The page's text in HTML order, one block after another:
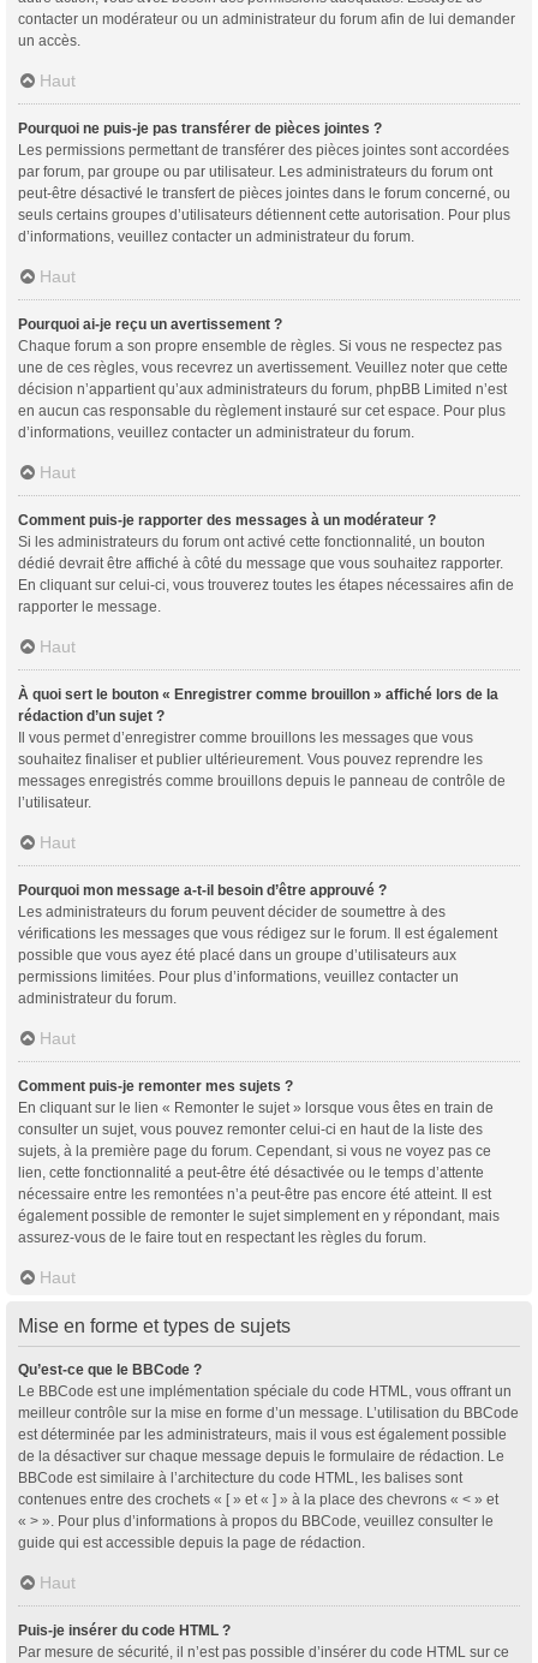
contacter un modérateur ou un administrateur du forum afin de lui demander
un accès.
Haut
Pourquoi ne puis-je pas transférer de pièces jointes ?
Les permissions permettant de transférer des pièces jointes sont accordées
par forum, par groupe ou par utilisateur. Les administrateurs du forum ont
peut-être désactivé le transfert de pièces jointes dans le forum concerné, ou
seuls certains groupes d’utilisateurs détiennent cette autorisation. Pour plus
d’informations, veuillez contacter un administrateur du forum.
Haut
Pourquoi ai-je reçu un avertissement ?
Chaque forum a son propre ensemble de règles. Si vous ne respectez pas
une de ces règles, vous recevrez un avertissement. Veuillez noter que cette
décision n’appartient qu’aux administrateurs du forum, phpBB Limited n’est
en aucun cas responsable du règlement instauré sur cet espace. Pour plus
d’informations, veuillez contacter un administrateur du forum.
Haut
Comment puis-je rapporter des messages à un modérateur ?
Si les administrateurs du forum ont activé cette fonctionnalité, un bouton
dédié devrait être affiché à côté du message que vous souhaitez rapporter.
En cliquant sur celui-ci, vous trouverez toutes les étapes nécessaires afin de
rapporter le message.
Haut
À quoi sert le bouton « Enregistrer comme brouillon » affiché lors de la
rédaction d’un sujet ?
Il vous permet d’enregistrer comme brouillons les messages que vous
souhaitez finaliser et publier ultérieurement. Vous pouvez reprendre les
messages enregistrés comme brouillons depuis le panneau de contrôle de
l’utilisateur.
Haut
Pourquoi mon message a-t-il besoin d’être approuvé ?
Les administrateurs du forum peuvent décider de soumettre à des
vérifications les messages que vous rédigez sur le forum. Il est également
possible que vous ayez été placé dans un groupe d’utilisateurs aux
permissions limitées. Pour plus d’informations, veuillez contacter un
administrateur du forum.
Haut
Comment puis-je remonter mes sujets ?
En cliquant sur le lien « Remonter le sujet » lorsque vous êtes en train de
consulter un sujet, vous pouvez remonter celui-ci en haut de la liste des
sujets, à la première page du forum. Cependant, si vous ne voyez pas ce
lien, cette fonctionnalité a peut-être été désactivée ou le temps d’attente
nécessaire entre les remontées n’a peut-être pas encore été atteint. Il est
également possible de remonter le sujet simplement en y répondant, mais
assurez-vous de le faire tout en respectant les règles du forum.
Haut
Mise en forme et types de sujets
Qu’est-ce que le BBCode ?
Le BBCode est une implémentation spéciale du code HTML, vous offrant un
meilleur contrôle sur la mise en forme d’un message. L’utilisation du BBCode
est déterminée par les administrateurs, mais il vous est également possible
de la désactiver sur chaque message depuis le formulaire de rédaction. Le
BBCode est similaire à l’architecture du code HTML, les balises sont
contenues entre des crochets « [ » et « ] » à la place des chevrons « < » et
« > ». Pour plus d’informations à propos du BBCode, veuillez consulter le
guide qui est accessible depuis la page de rédaction.
Haut
Puis-je insérer du code HTML ?
Par mesure de sécurité, il n’est pas possible d’insérer du code HTML sur ce